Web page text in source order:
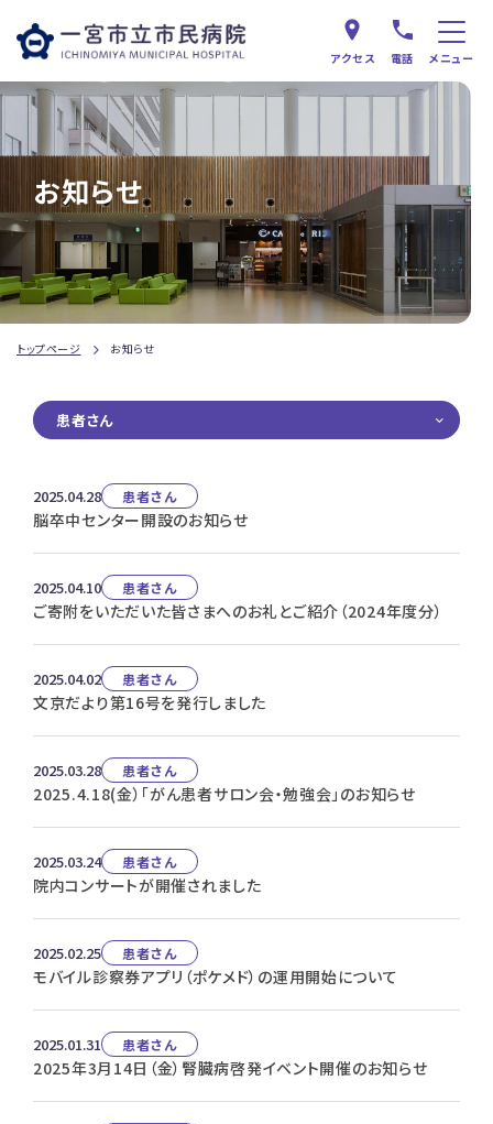
アクセス 電話 メニュー
お知らせ
トップページ お知らせ
2025.04.28 患者さん
脳卒中センター開設のお知らせ
2025.04.10 患者さん
ご寄附をいただいた皆さまへのお礼とご紹介（2024年度分）
2025.04.02 患者さん
文京だより第16号を発行しました
2025.03.28 患者さん
2025.4.18(金）「がん患者サロン会・勉強会」のお知らせ
2025.03.24 患者さん
院内コンサートが開催されました
2025.02.25 患者さん
モバイル診察券アプリ（ポケメド）の運用開始について
2025.01.31 患者さん
2025年3月14日（金）腎臓病啓発イベント開催のお知らせ